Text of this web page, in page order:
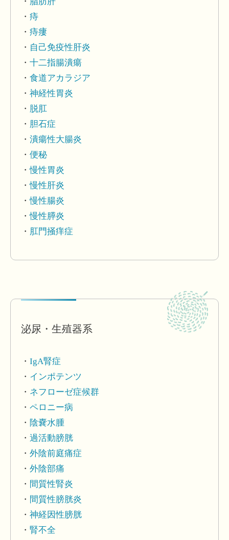
痔
痔瘻
自己免疫性肝炎
十二指腸潰瘍
食道アカラジア
神経性胃炎
脱肛
胆石症
潰瘍性大腸炎
便秘
慢性胃炎
慢性肝炎
慢性腸炎
慢性膵炎
肛門掻痒症
泌尿・生殖器系
IgA腎症
インポテンツ
ネフローゼ症候群
ペロニー病
陰嚢水腫
過活動膀胱
外陰前庭痛症
外陰部痛
間質性腎炎
間質性膀胱炎
神経因性膀胱
腎不全